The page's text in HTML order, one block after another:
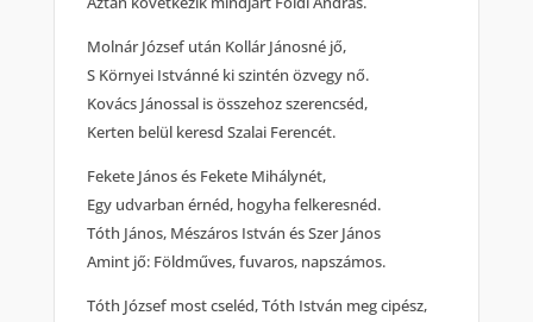
Molnár József után Kollár Jánosné jő,
S Környei Istvánné ki szintén özvegy nő.
Kovács Jánossal is összehoz szerencséd,
Kerten belül keresd Szalai Ferencét.
Fekete János és Fekete Mihálynét,
Egy udvarban érnéd, hogyha felkeresnéd.
Tóth János, Mészáros István és Szer János
Amint jő: Földműves, fuvaros, napszámos.
Tóth József most cseléd, Tóth István meg cipész,